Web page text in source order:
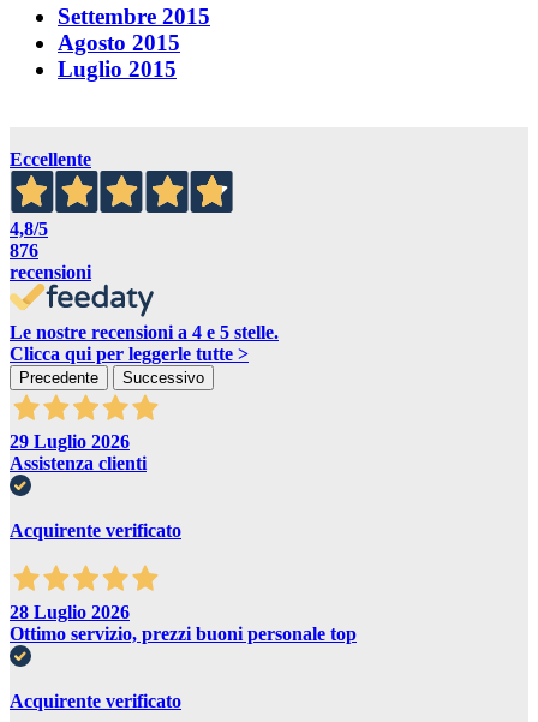
Settembre 2015
Agosto 2015
Luglio 2015
Eccellente
4,8/5
876
recensioni
Le nostre recensioni a 4 e 5 stelle.
Clicca qui per leggerle tutte >
Precedente Successivo
29 Luglio 2026
Assistenza clienti
Acquirente verificato
28 Luglio 2026
Ottimo servizio, prezzi buoni personale top
Acquirente verificato